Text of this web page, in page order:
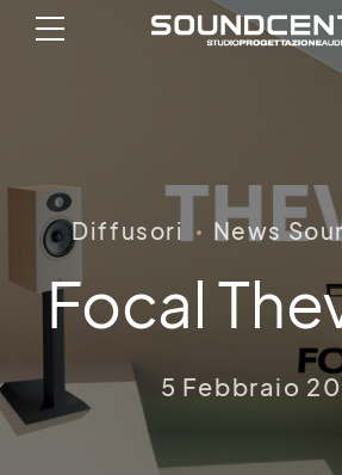
Diffusori News
Focal
5 Febbraio